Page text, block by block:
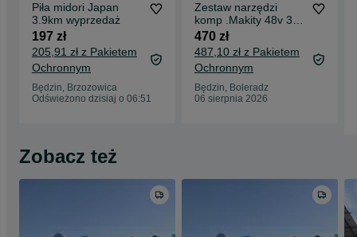
Piła midori Japan
3.9km wyprzedaż
197 zł
205,91 zł z Pakietem
Ochronnym
Będzin, Brzozowica
Odświeżono dzisiaj o 06:51
Zestaw narzędzi
komp .Makity 48v 3x
6ah wyprzedaż
470 zł
487,10 zł z Pakietem
Ochronnym
Będzin, Boleradz
06 sierpnia 2026
Zobacz też